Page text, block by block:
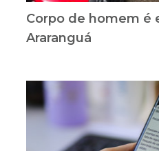
Corpo de homem é
Araranguá